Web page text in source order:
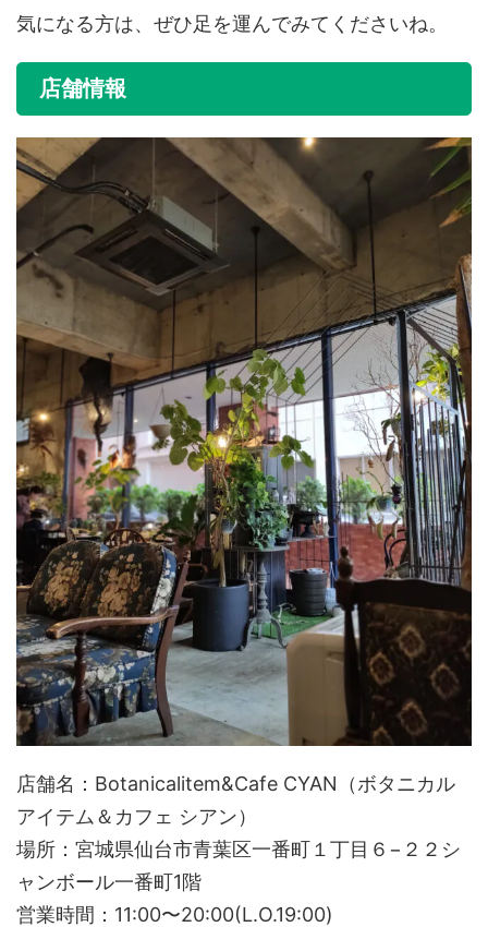
気になる方は、ぜひ足を運んでみてくださいね。
店舗情報
店舗名：Botanicalitem&Cafe CYAN（ボタニカル
アイテム＆カフェ シアン）
場所：宮城県仙台市青葉区一番町１丁目６−２２シ
ャンボール一番町1階
営業時間：11:00〜20:00(L.O.19:00)